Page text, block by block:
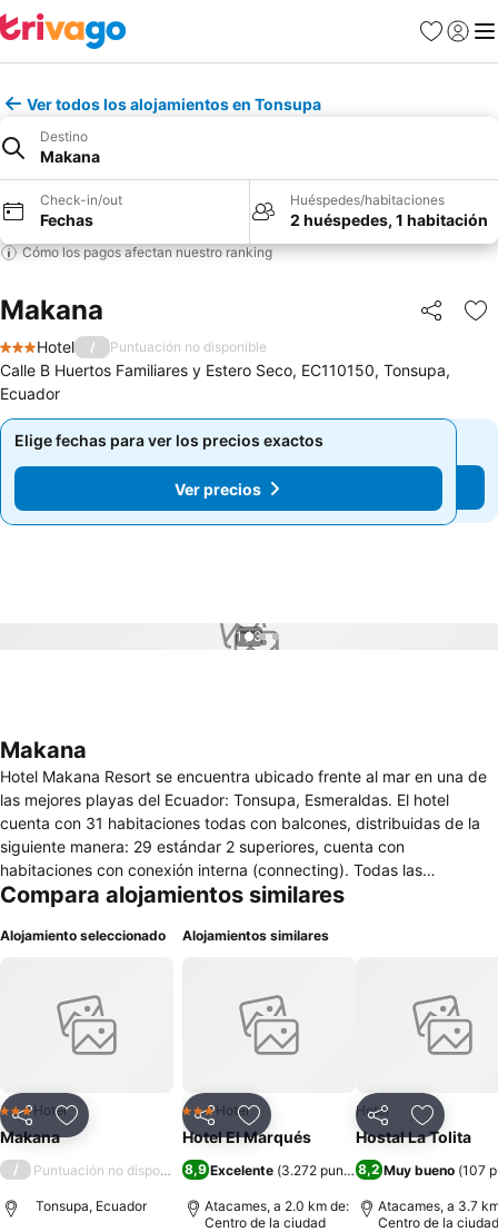
Favoritos
Iniciar
Ver todos los alojamientos en Tonsupa
Destino
Makana
Check-in/out
Fechas
Huéspedes/habitaciones
2 huéspedes, 1 habitación
Cómo los pagos afectan nuestro ranking
Makana Compartir
3 Estrellas
Hotel / Puntuación no disponible
Calle B Huertos Familiares y Estero Seco, EC110150, Tonsupa,
Ecuador
Elige fechas para ver los precios exactos
Ver precios
Elige fechas para ver los precios exactos
Ver precios
1 / 3
Makana
Hotel Makana Resort se encuentra ubicado frente al mar en una de
las mejores playas del Ecuador: Tonsupa, Esmeraldas. El hotel
cuenta con 31 habitaciones todas con balcones, distribuidas de la
siguiente manera: 29 estándar 2 superiores, cuenta con
habitaciones con conexión interna (connecting). Todas las
habitaciones tienen vista al océano Pacifico. Equipadas con aire
al huésped, salón de reuniones, cajilla de seguridad, piscina para
Compara alojamientos similares
Alojamiento seleccionado
CompartirAgregar a favoritos
3 Estrellas
Hotel
Makana
/ Puntuación no disponible
Tonsupa, Ecuador
Alojamientos similares
CompartirAgregar a favoritos
3 Estrellas
Hotel
Hotel El Marqués
8,9 Excelente (3.272 puntuaciones)
Atacames, a 2.0 km de:
Centro de la ciudad
CompartirAgregar
Hotel
Hostal La Tolita
8,2 Muy bueno (107
Atacames, a 3.7
Centro de la ciudad